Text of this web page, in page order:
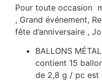
Pour toute occasion
, Grand événement,
fête d’anniversaire ,
BALLONS
contient 15
de 2,8 g / pc est